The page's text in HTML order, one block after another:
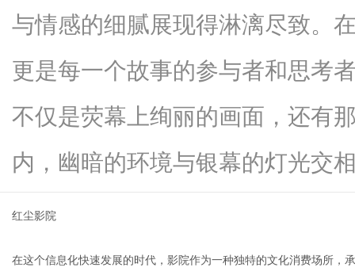
与情感的细腻展现得淋漓尽致。
更是每一个故事的参与者和思考
不仅是荧幕上绚丽的画面，还有
内，幽暗的环境与银幕的灯光交
红尘影院
在这个信息化快速发展的时代，影院作为一种独特的文化消费场所，